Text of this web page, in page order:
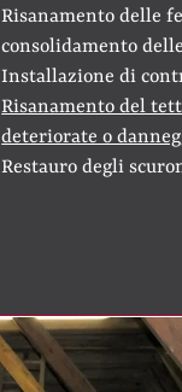
Risanamento delle
consolidamento
Installazione di
Risanamento del
deteriorate o
Restauro degli